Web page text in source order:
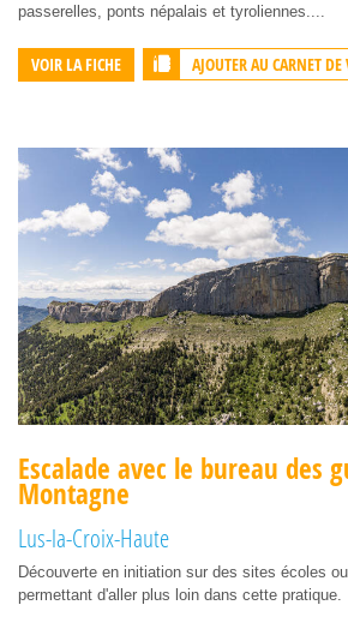
passerelles, ponts népalais et tyroliennes....
VOIR LA FICHE AJOUTER AU CARNET DE
Escalade avec le bureau des
Montagne
Lus-la-Croix-Haute
Découverte en initiation sur des sites écoles
permettant d'aller plus loin dans cette pratique.